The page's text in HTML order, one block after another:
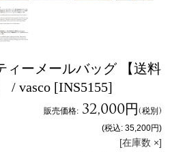
ィーメールバッグ 【送料
/ vasco [INS5155]
販売価格: 32,000円(税別)
(税込: 35,200円)
[在庫数 ×]